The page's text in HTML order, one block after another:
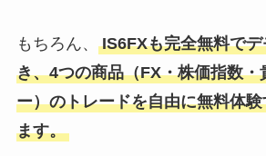
もちろん、
IS6FXも完全無料で
き、4つの商品（FX・株価指数・
ー）のトレードを自由に無料体
ます。